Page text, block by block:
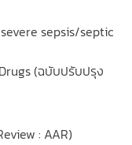
sepsis/septic
(ฉบับปรับปรุง
: AAR)